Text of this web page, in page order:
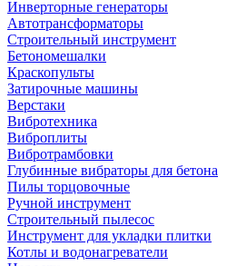
Инверторные генераторы
Автотрансформаторы
Строительный инструмент
Бетономешалки
Краскопульты
Затирочные машины
Верстаки
Вибротехника
Виброплиты
Вибротрамбовки
Глубинные вибраторы для бетона
Пилы торцовочные
Ручной инструмент
Строительный пылесос
Инструмент для укладки плитки
Котлы и водонагреватели